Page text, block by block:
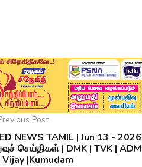
Post
NEWS TAMIL | Jun 13 -
செய்திகள் | DMK | TVK |
Vijay |Kumudam